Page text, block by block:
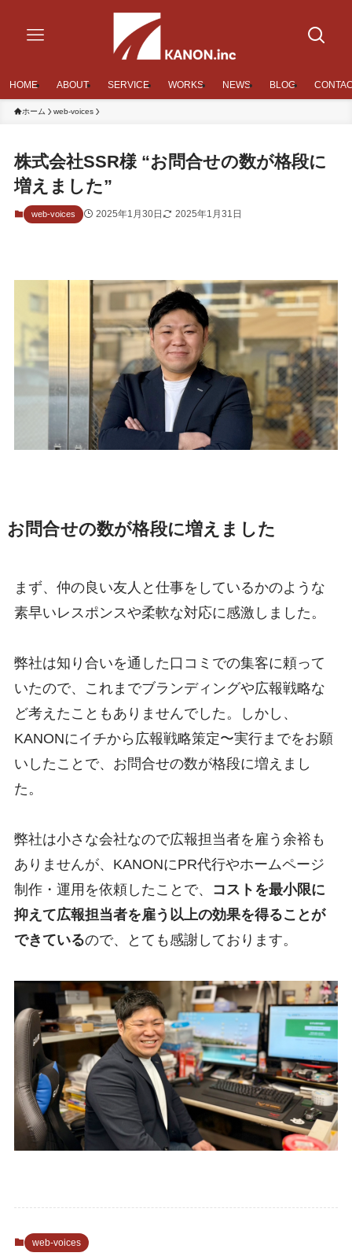
HOME ABOUT SERVICE WORKS NEWS BLOG
ホーム web-voices
株式会社SSR様 “お問合せの数が格段に
増えました”
web-voices 2025年1月30日 2025年1月31日
お問合せの数が格段に増えました
まず、仲の良い友人と仕事をしているかのような
素早いレスポンスや柔軟な対応に感激しました。
弊社は知り合いを通した口コミでの集客に頼って
いたので、これまでブランディングや広報戦略な
ど考えたこともありませんでした。しかし、
KANONにイチから広報戦略策定〜実行までをお願
いしたことで、お問合せの数が格段に増えまし
た。
弊社は小さな会社なので広報担当者を雇う余裕も
ありませんが、KANONにPR代行やホームページ
制作・運用を依頼したことで、
コストを最小限に
抑えて広報担当者を雇う以上の効果を得ることが
できているので、とても感謝しております。
web-voices